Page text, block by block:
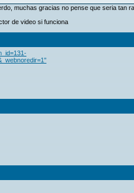
muchas gracias no pense que seria tan
de video si funciona